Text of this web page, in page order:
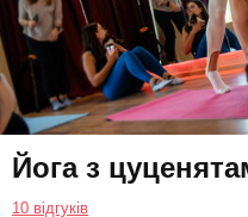
Йога з
10 відгуків